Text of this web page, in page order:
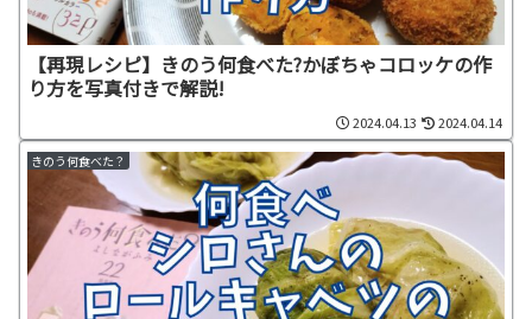
【再現レシピ】きのう何食べた?かぼちゃコロッケの作
り方を写真付きで解説!
2024.04.13 2024.04.14
きのう何食べた？